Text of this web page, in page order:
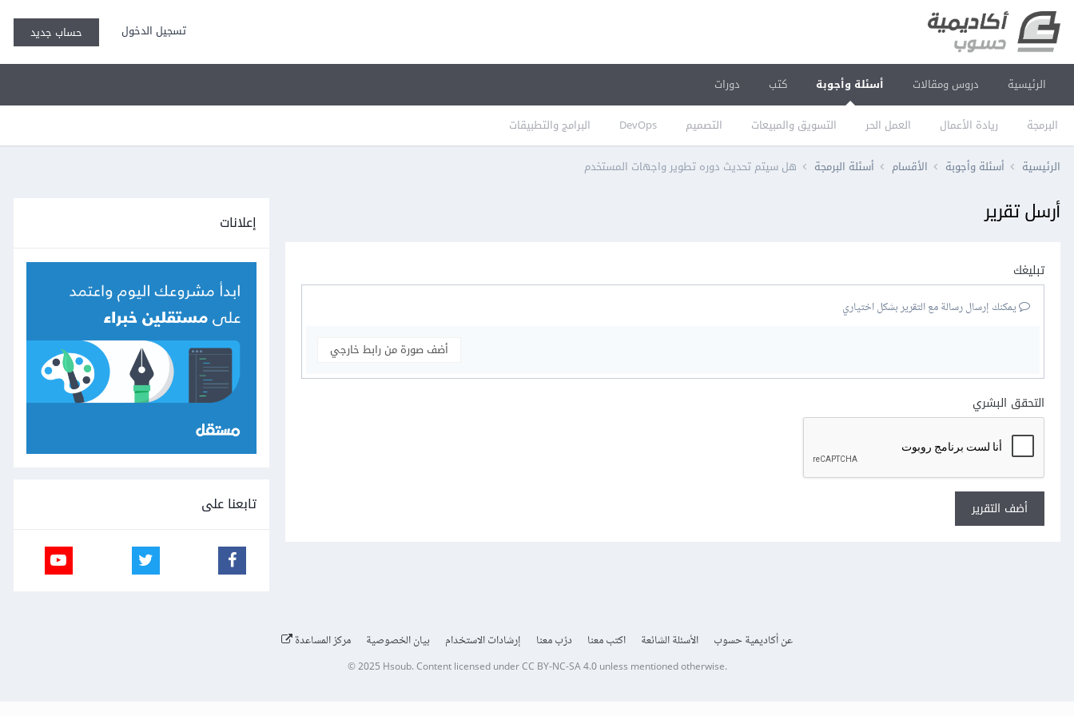
تسجيل الدخول حساب جديد
الرئيسية دروس ومقالات أسئلة وأجوبة
البرمجة ريادة الأعمال العمل الحر التسويق والمبيعات التصميم DevOps البرامج والتطبيقات
كتب دورات
الرئيسية أسئلة وأجوبة الأقسام أسئلة البرمجة هل سيتم تحديث دوره تطوير واجهات المستخدم
أرسل تقرير
تبليغك
يمكنك إرسال رسالة مع التقرير بشكل اختياري
أضف صورة من رابط خارجي
التحقق البشري
أضف التقرير
إعلانات
تابعنا على
عن أكاديمية حسوب الأسئلة الشائعة اكتب معنا درّب معنا إرشادات الاستخدام بيان الخصوصية مركز المساعدة
© 2025 Hsoub.Content licensed underCC BY-NC-SA 4.0unless mentioned otherwise.